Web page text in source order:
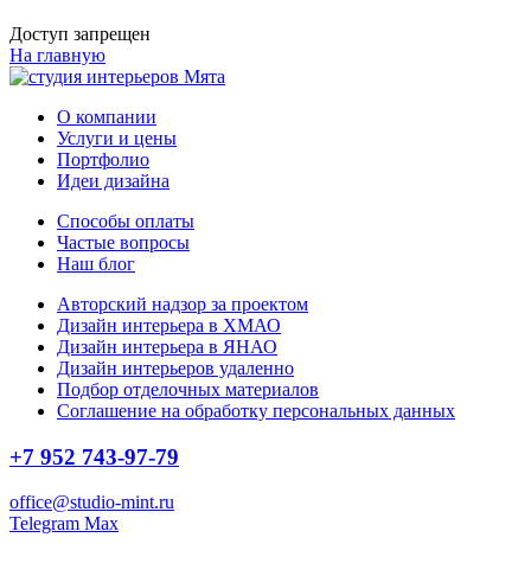
Доступ запрещен
На главную
О компании
Услуги и цены
Портфолио
Идеи дизайна
Способы оплаты
Частые вопросы
Наш блог
Авторский надзор за проектом
Дизайн интерьера в ХМАО
Дизайн интерьера в ЯНАО
Дизайн интерьеров удаленно
Подбор отделочных материалов
Соглашение на обработку персональных данных
+7 952 743-97-79
office@studio-mint.ru
Telegram Max